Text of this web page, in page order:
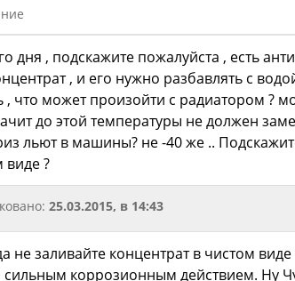
дня , подскажите пожалуйста , есть
, и его нужно разбавлять с
, что может произойти с радиатором ?
до этой температуры не должен
льют в машины? не -40 же ..
виде ?
25.03.2015, в 14:43
не заливайте концентрат в чистом
сильным коррозионным действием. Ну